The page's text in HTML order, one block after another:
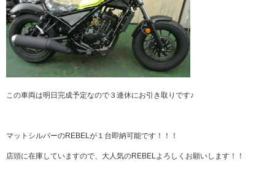
この車両は明日完成予定なので３連休にお引き取りです♪
マットシルバーのREBELが１台即納可能です！！！
店頭に在庫していますので、大人気のREBELよろしくお願いします！！